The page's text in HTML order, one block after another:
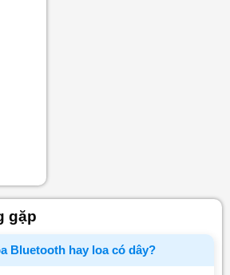
gặp
Bluetooth hay loa có dây?